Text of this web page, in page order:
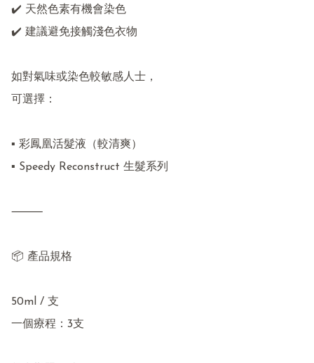
✔️ 天然色素有機會染色
✔️ 建議避免接觸淺色衣物
如對氣味或染色較敏感人士，
可選擇：
▪️ 彩鳳凰活髮液（較清爽）
▪️ Speedy Reconstruct 生髮系列
⸻
📦 產品規格
50ml / 支
一個療程：3支